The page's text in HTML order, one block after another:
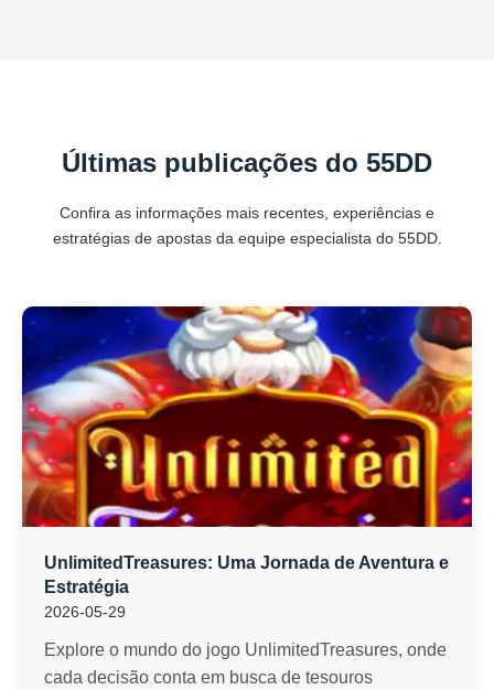
Últimas publicações do 55DD
Confira as informações mais recentes, experiências e
estratégias de apostas da equipe especialista do 55DD.
UnlimitedTreasures: Uma Jornada de Aventura e
Estratégia
2026-05-29
Explore o mundo do jogo UnlimitedTreasures, onde
cada decisão conta em busca de tesouros